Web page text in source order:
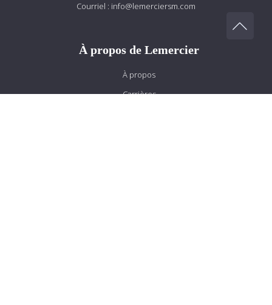
Courriel : info@lemerciersm.com
À propos de Lemercier
À propos
Carrières